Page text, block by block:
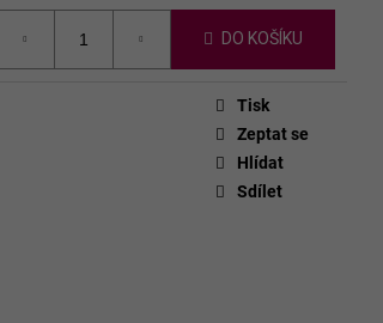
DO KOŠÍKU
Tisk
Zeptat se
Hlídat
Sdílet